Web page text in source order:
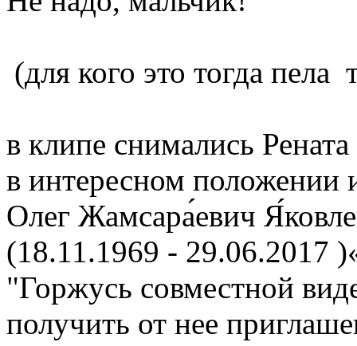
(для кого это тогда пела
в клипе снимались
в интересном
Олег Жамсара́евич
(18.11.1969 - 29.06.2017
"Горжусь совместной
получить от нее